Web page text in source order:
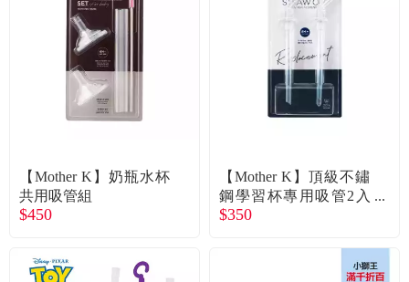
【Mother K】奶瓶水杯
共用吸管組
$450
【Mother K】頂級不鏽
鋼學習杯專用吸管2入
組
$350